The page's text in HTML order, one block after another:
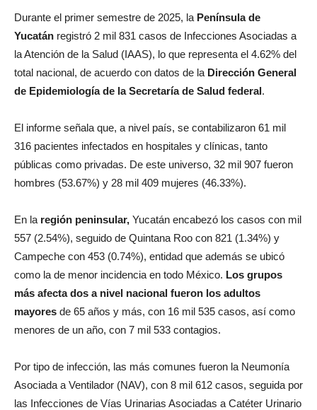
Durante el primer semestre de 2025, la Península de
Yucatán registró 2 mil 831 casos de Infecciones Asociadas a
la Atención de la Salud (IAAS), lo que representa el 4.62% del
total nacional, de acuerdo con datos de la Dirección General
de Epidemiología de la Secretaría de Salud federal.
El informe señala que, a nivel país, se contabilizaron 61 mil
316 pacientes infectados en hospitales y clínicas, tanto
públicas como privadas. De este universo, 32 mil 907 fueron
hombres (53.67%) y 28 mil 409 mujeres (46.33%).
En la región peninsular, Yucatán encabezó los casos con mil
557 (2.54%), seguido de Quintana Roo con 821 (1.34%) y
Campeche con 453 (0.74%), entidad que además se ubicó
como la de menor incidencia en todo México. Los grupos
más afecta dos a nivel nacional fueron los adultos
mayores de 65 años y más, con 16 mil 535 casos, así como
menores de un año, con 7 mil 533 contagios.
Por tipo de infección, las más comunes fueron la Neumonía
Asociada a Ventilador (NAV), con 8 mil 612 casos, seguida por
las Infecciones de Vías Urinarias Asociadas a Catéter Urinario